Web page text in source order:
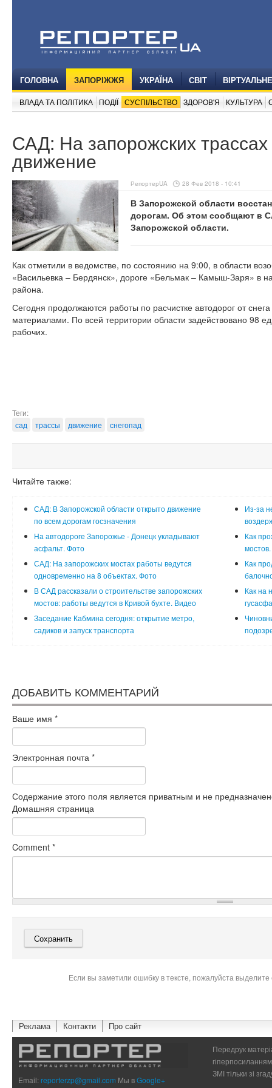
ГОЛОВНА ЗАПОРІЖЖЯ УКРАЇНА СВІТ
ВЛАДА ТА ПОЛІТИКА ПОДІЇ СУСПІЛЬСТВО ЗДОРОВ'Я КУЛЬТУРА
САД: На запорожских
движение
РепортерUA 28 Фев 2018 - 10:41
В Запорожской области
дорогам. Об этом сообщают в
Запорожской области.
Как отметили в ведомстве, по состоянию на 9:00, в области
«Васильевка – Бердянск», дороге «Бельмак – Камыш-Заря» в
района.
Сегодня продолжаются работы по расчистке автодорог от
материалами. По всей территории области задействовано 98
рабочих.
Теги:
сад
трассы движение снегопад
Читайте также:
САД: В Запорожской области открыто движение
по всем дорогам госзначения
Из-за
На автодороге Запорожье - Донецк укладывают
асфальт. Фото
Как
САД: На запорожских мостах работы ведутся
одновременно на 8 объектах. Фото
Как
В САД рассказали о строительстве запорожских
мостов: работы ведутся в Кривой бухте. Видео
Как на
Заседание Кабмина сегодня: открытие метро,
садиков и запуск транспорта
ДОБАВИТЬ КОММЕНТАРИЙ
Ваше имя *
Электронная почта *
Содержание этого поля является приватным и не
Домашняя страница
Comment *
Если вы заметили ошибку в тексте, пожалуйста
Реклама Контакти Про сайт
Email:reporterzp@gmail.com Мы вGoogle+
Передрук
ЗМІ тільки зі